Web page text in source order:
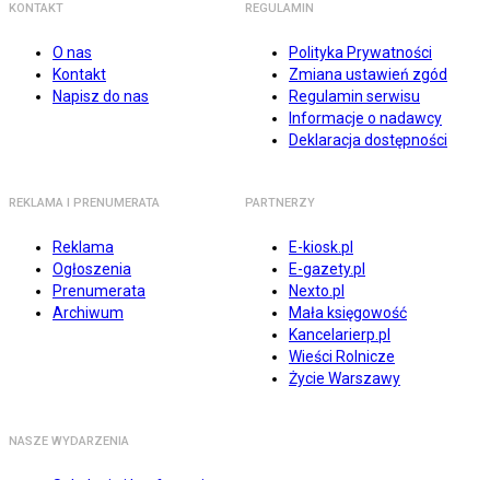
KONTAKT
O nas
Kontakt
Napisz do nas
REGULAMIN
Polityka Prywatności
Zmiana ustawień zgód
Regulamin serwisu
Informacje o nadawcy
Deklaracja dostępności
REKLAMA I PRENUMERATA
Reklama
Ogłoszenia
Prenumerata
Archiwum
PARTNERZY
E-kiosk.pl
E-gazety.pl
Nexto.pl
Mała księgowość
Kancelarierp.pl
Wieści Rolnicze
Życie Warszawy
NASZE WYDARZENIA